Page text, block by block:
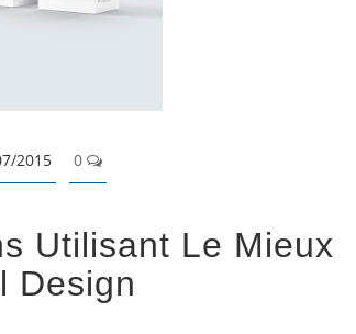
2015 0
Utilisant Le Mieux
Design